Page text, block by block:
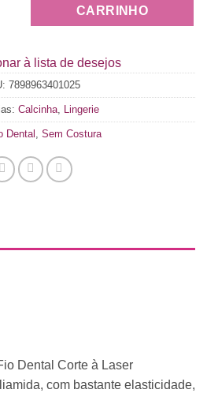
CARRINHO
à lista de desejos
7898963401025
Calcinha, Lingerie
Dental , Sem Costura
Dental Corte à Laser
com bastante elasticidade,